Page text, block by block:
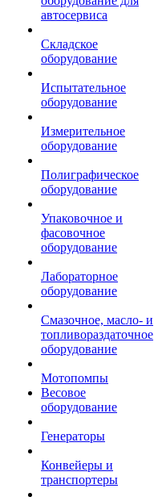
автосервиса
Складское
оборудование
Испытательное
оборудование
Измерительное
оборудование
Полиграфическое
оборудование
Упаковочное и
фасовочное
оборудование
Лабораторное
оборудование
Смазочное, масло- и
топливораздаточное
оборудование
Мотопомпы
Весовое
оборудование
Генераторы
Конвейеры и
транспортеры